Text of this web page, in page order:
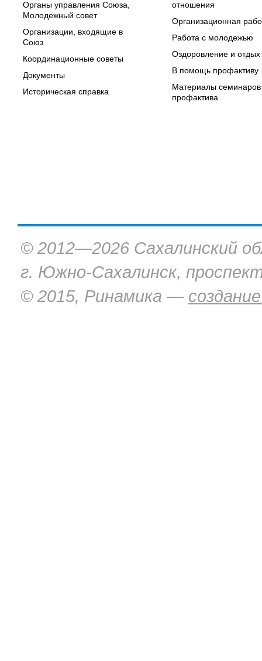
Органы управления Союза,
Молодежный совет
Организации, входящие в
Союз
Координационные советы
Документы
Историческая справка
отношения
Организационная
Работа с молодежью
Оздоровление и отдых
В помощь профактиву
Материалы
профактива
© 2012—2026 Сахалинский
г. Южно-Сахалинск,
© 2015, Ринамика —